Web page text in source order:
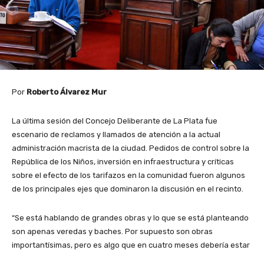
Por Roberto Álvarez Mur
La última sesión del Concejo Deliberante de La Plata fue
escenario de reclamos y llamados de atención a la actual
administración macrista de la ciudad. Pedidos de control sobre la
República de los Niños, inversión en infraestructura y críticas
sobre el efecto de los tarifazos en la comunidad fueron algunos
de los principales ejes que dominaron la discusión en el recinto.
“Se está hablando de grandes obras y lo que se está planteando
son apenas veredas y baches. Por supuesto son obras
importantísimas, pero es algo que en cuatro meses debería estar